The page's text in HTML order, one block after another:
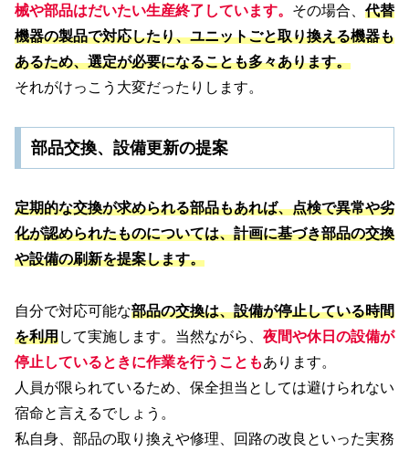
械や部品はだいたい生産終了しています。 その場合、代替
機器の製品で対応したり、ユニットごと取り換える機器も
あるため、選定が必要になることも多々あります。
それがけっこう大変だったりします。
部品交換、設備更新の提案
定期的な交換が求められる部品もあれば、点検で異常や劣
化が認められたものについては、計画に基づき部品の交換
や設備の刷新を提案します。
自分で対応可能な部品の交換は、設備が停止している時間
を利用して実施します。当然ながら、 夜間や休日の設備が
停止しているときに作業を行うこともあります。
人員が限られているため、保全担当としては避けられない
宿命と言えるでしょう。
私自身、部品の取り換えや修理、回路の改良といった実務